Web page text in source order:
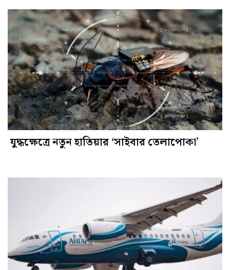
যুদ্ধক্ষেত্রে নতুন হাতিয়ার ‘সাইবার তেলাপোকা’